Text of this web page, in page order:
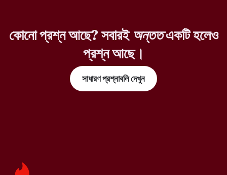
কোনো প্রশ্ন আছে? সবারইঅন্ততএকটি হলেও
প্রশ্ন আছে।
সাধারণ প্রশ্নাবলি দেখুন